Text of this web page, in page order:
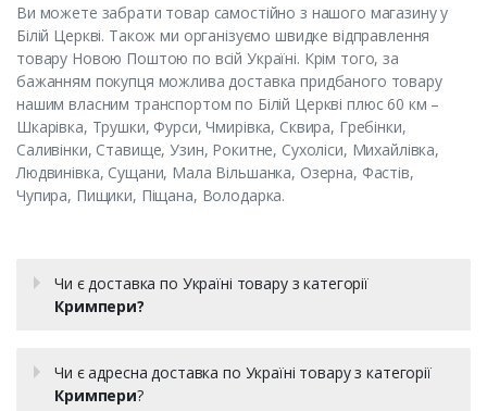
Ви можете забрати товар самостійно з нашого магазину у
Білій Церкві. Також ми організуємо швидке відправлення
товару Новою Поштою по всій Україні. Крім того, за
бажанням покупця можлива доставка придбаного товару
нашим власним транспортом по Білій Церкві плюс 60 км –
Шкарівка, Трушки, Фурси, Чмирівка, Сквира, Гребінки,
Саливінки, Ставище, Узин, Рокитне, Сухоліси, Михайлівка,
Людвинівка, Сущани, Мала Вільшанка, Озерна, Фастів,
Чупира, Пищики, Піщана, Володарка.
Чи є доставка по Україні товару з категорії
Кримпери?
Чи є адресна доставка по Україні товару з категорії
Кримпери?